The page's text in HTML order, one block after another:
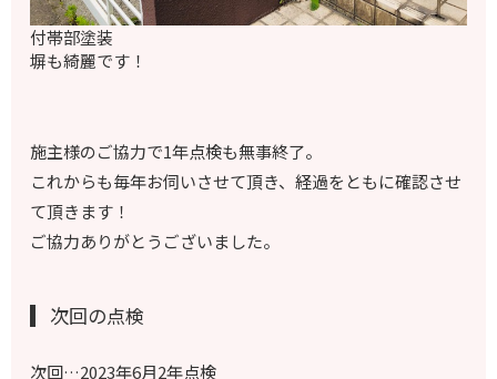
付帯部塗装
塀も綺麗です！
施主様のご協力で1年点検も無事終了。
これからも毎年お伺いさせて頂き、経過をともに確認させ
て頂きます！
ご協力ありがとうございました。
次回の点検
次回…2023年6月2年点検